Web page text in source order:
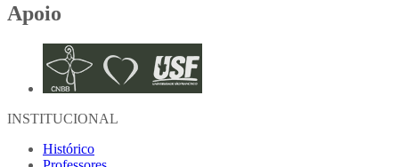
Apoio
INSTITUCIONAL
Histórico